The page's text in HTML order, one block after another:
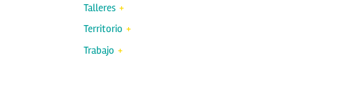
Talleres
Territorio
Trabajo